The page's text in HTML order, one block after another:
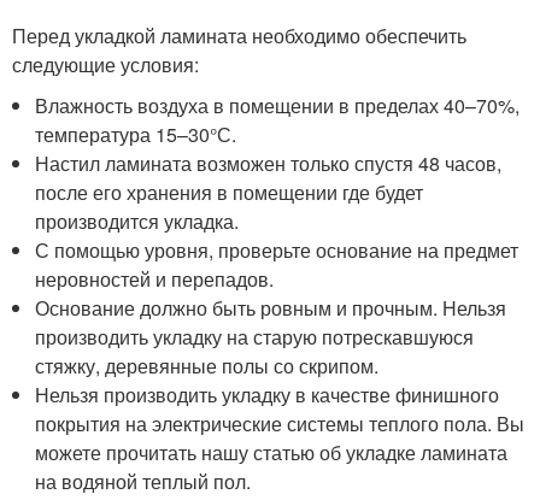
Перед укладкой ламината необходимо обеспечить
следующие условия:
Влажность воздуха в помещении в пределах 40–70%,
температура 15–30°С.
Настил ламината возможен только спустя 48 часов,
после его хранения в помещении где будет
производится укладка.
С помощью уровня, проверьте основание на предмет
неровностей и перепадов.
Основание должно быть ровным и прочным. Нельзя
производить укладку на старую потрескавшуюся
стяжку, деревянные полы со скрипом.
Нельзя производить укладку в качестве финишного
покрытия на электрические системы теплого пола. Вы
можете прочитать нашу статью об укладке ламината
на водяной теплый пол.